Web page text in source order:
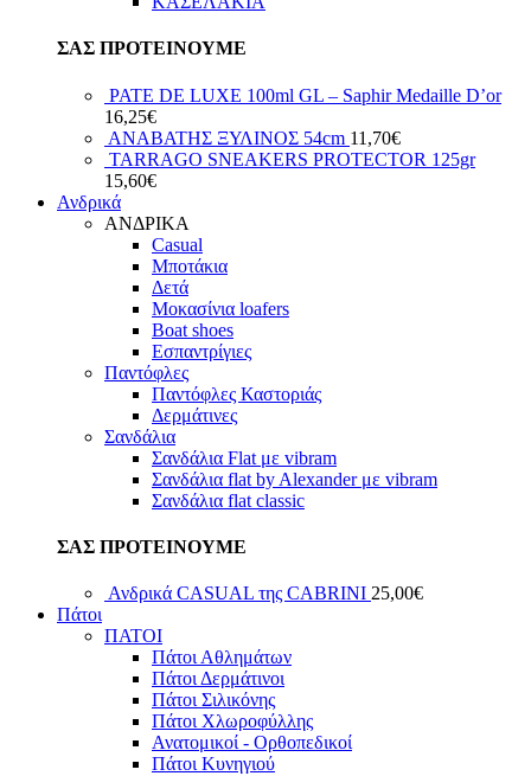
ΣΑΣ ΠΡΟΤΕΙΝΟΥΜΕ
PATE DE LUXE 100ml GL – Saphir Medaille D’or
16,25€
ΑΝΑΒΑΤΗΣ ΞΥΛΙΝΟΣ 54cm 11,70€
TARRAGO SNEAKERS PROTECTOR 125gr
15,60€
Ανδρικά
ΑΝΔΡΙΚΑ
Casual
Μποτάκια
Δετά
Μοκασίνια loafers
Boat shoes
Εσπαντρίγιες
Παντόφλες
Παντόφλες Καστοριάς
Δερμάτινες
Σανδάλια
Σανδάλια Flat με vibram
Σανδάλια flat by Alexander με vibram
Σανδάλια flat classic
ΣΑΣ ΠΡΟΤΕΙΝΟΥΜΕ
Ανδρικά CASUAL της CABRINI 25,00€
Πάτοι
ΠΑΤΟΙ
Πάτοι Αθλημάτων
Πάτοι Δερμάτινοι
Πάτοι Σιλικόνης
Πάτοι Χλωροφύλλης
Ανατομικοί - Ορθοπεδικοί
Πάτοι Κυνηγιού